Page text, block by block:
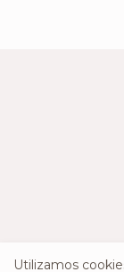
Utilizamos